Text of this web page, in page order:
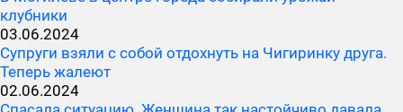
клубники
03.06.2024
Супруги взяли с собой отдохнуть на Чигиринку друга.
Теперь жалеют
02.06.2024